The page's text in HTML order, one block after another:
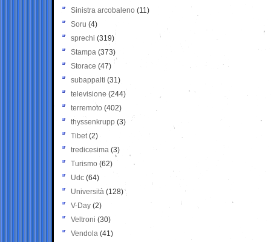
Sinistra arcobaleno (11)
Soru (4)
sprechi (319)
Stampa (373)
Storace (47)
subappalti (31)
televisione(244)
terremoto (402)
thyssenkrupp (3)
Tibet(2)
tredicesima (3)
Turismo (62)
Udc (64)
Università (128)
V-Day (2)
Veltroni (30)
Vendola (41)